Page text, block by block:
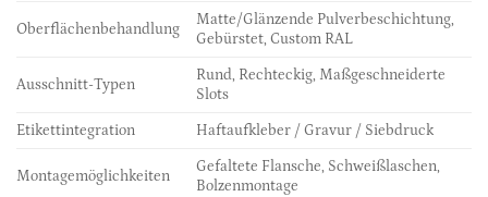
Oberflächenbehandlung
Matte/Glänzende Pulverbeschichtung,
Gebürstet, Custom RAL
Ausschnitt-Typen
Rund, Rechteckig, Maßgeschneiderte
Slots
Etikettintegration Haftaufkleber / Gravur / Siebdruck
Montagemöglichkeiten
Gefaltete Flansche, Schweißlaschen,
Bolzenmontage